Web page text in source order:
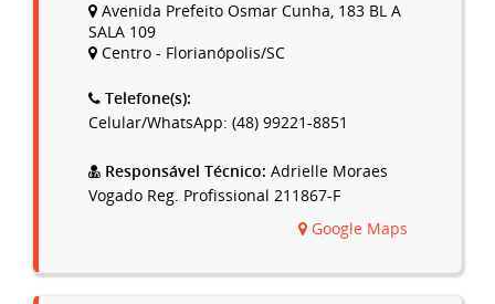
Avenida Prefeito Osmar Cunha, 183 BL A
SALA 109
Centro - Florianópolis/SC
Telefone(s):
Celular/WhatsApp: (48) 99221-8851
Responsável Técnico: Adrielle Moraes
Vogado Reg. Profissional 211867-F
Google Maps